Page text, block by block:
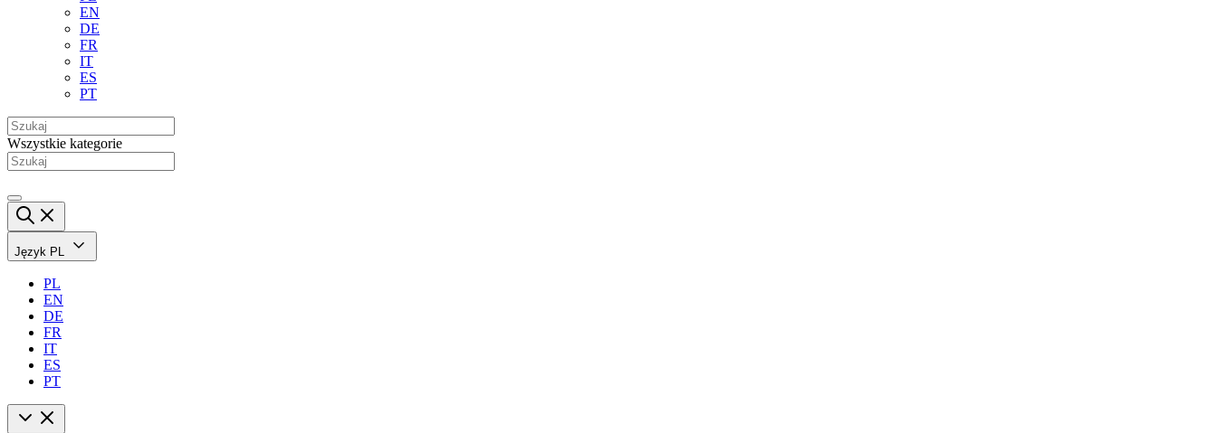
EN
DE
FR
IT
ES
PT
Wszystkie kategorie
Język PL
PL
EN
DE
FR
IT
ES
PT